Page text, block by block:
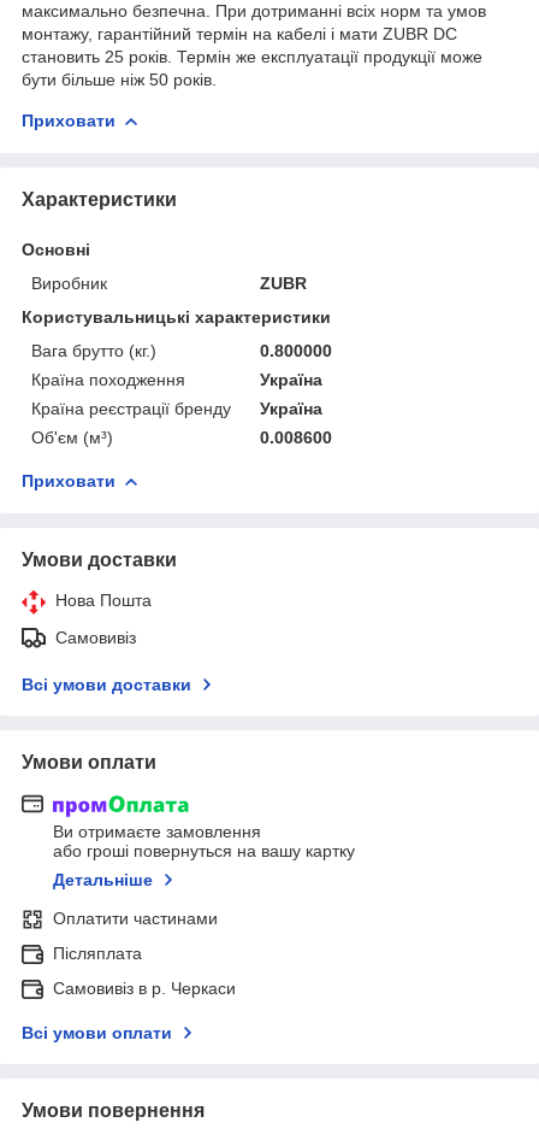
максимально безпечна. При дотриманні всіх норм та умов
монтажу, гарантійний термін на кабелі і мати ZUBR DC
становить 25 років. Термін же експлуатації продукції може
бути більше ніж 50 років.
Приховати
Характеристики
Основні
Виробник
ZUBR
Користувальницькі характеристики
Вага брутто (кг.)
0.800000
Країна походження
Україна
Країна реєстрації бренду
Україна
Об'єм (м³)
0.008600
Приховати
Умови доставки
Нова Пошта
Самовивіз
Всі умови доставки
Умови оплати
Ви отримаєте замовлення
або гроші повернуться на вашу картку
Детальніше
Оплатити частинами
Післяплата
Самовивіз в р. Черкаси
Всі умови оплати
Умови повернення